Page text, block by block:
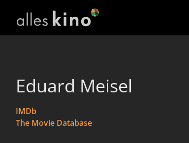
Eduard Meisel
IMDb
The Movie Database